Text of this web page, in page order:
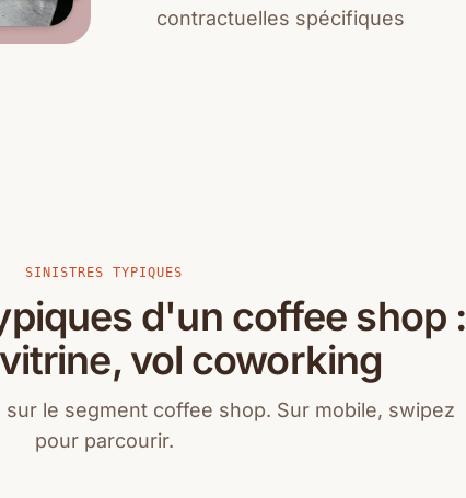
contractuelles spécifiques
SINISTRES TYPIQUES
d'un coffee shop :
vol coworking
le segment coffee shop. Sur mobile, swipez
pour parcourir.